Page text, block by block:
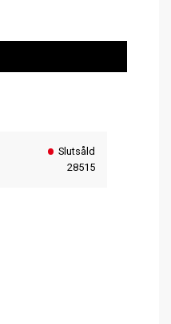
Slutsåld
28515